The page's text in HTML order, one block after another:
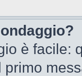
è facile: